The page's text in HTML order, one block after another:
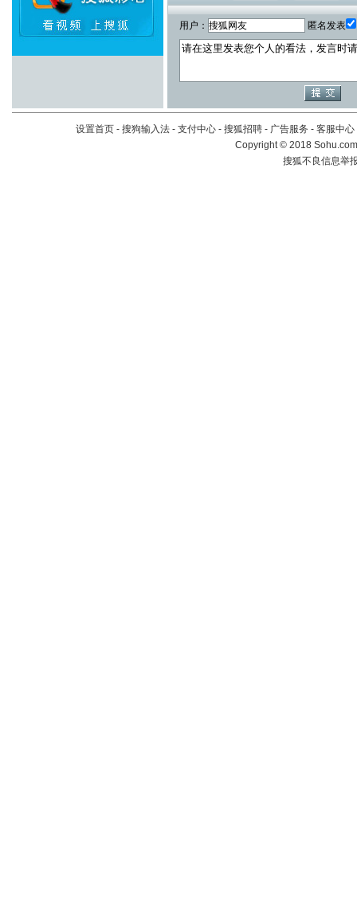
用户： 匿名发表
设置首页 - 搜狗输入法 - 支付中心 - 搜狐招聘 - 广告服务 - 客服中心
Copyright©2018
搜狐不良信息举